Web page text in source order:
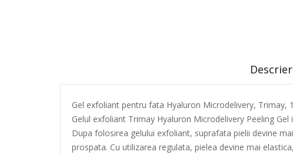
Gel exfoliant pentru fata Hyaluron Microdelivery, Trimay,
Gelul exfoliant Trimay Hyaluron Microdelivery Peeling
Dupa folosirea gelului exfoliant, suprafata pielii devine
prospata. Cu utilizarea regulata, pielea devine mai